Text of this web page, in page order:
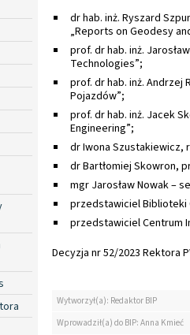
dr hab. inż. Ryszard
„Reports on Geodesy
prof. dr hab. inż.
Technologies”;
prof. dr hab. inż.
Pojazdów”;
prof. dr hab. inż. Jacek
Engineering”;
dr Iwona Szustakiewicz,
dr Bartłomiej Skowron,
mgr Jarosław Nowak –
przedstawiciel Biblioteki
przedstawiciel Centrum
Decyzja nr 52/2023 Rektora
Wytworzył(a): Redaktor BIP
Wprowadził(a) do BIP: Anna Kmieć